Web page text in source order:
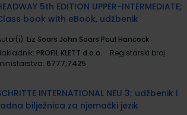
5th EDITION UPPER-INTERMEDIATE;
book with eBook, udžbenik
Liz Soars John Soars Paul Hancock
PROFIL KLETT d.o.o.
Registarski broj
6777;7425
INTERNATIONAL NEU 3; udžbenik i
bilježnica za njemački jezik